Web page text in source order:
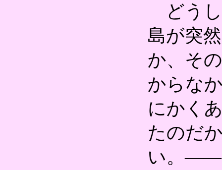
どうし
島が突
か、そ
からな
にかく
たのだ
い。――